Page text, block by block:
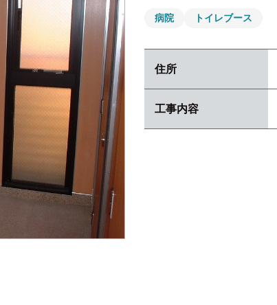
病院 トイレブース
住所
工事内容